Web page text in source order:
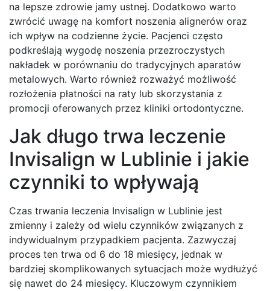
na lepsze zdrowie jamy ustnej. Dodatkowo warto
zwrócić uwagę na komfort noszenia alignerów oraz
ich wpływ na codzienne życie. Pacjenci często
podkreślają wygodę noszenia przezroczystych
nakładek w porównaniu do tradycyjnych aparatów
metalowych. Warto również rozważyć możliwość
rozłożenia płatności na raty lub skorzystania z
promocji oferowanych przez kliniki ortodontyczne.
Jak długo trwa leczenie
Invisalign w Lublinie i jakie
czynniki to wpływają
Czas trwania leczenia Invisalign w Lublinie jest
zmienny i zależy od wielu czynników związanych z
indywidualnym przypadkiem pacjenta. Zazwyczaj
proces ten trwa od 6 do 18 miesięcy, jednak w
bardziej skomplikowanych sytuacjach może wydłużyć
się nawet do 24 miesięcy. Kluczowym czynnikiem